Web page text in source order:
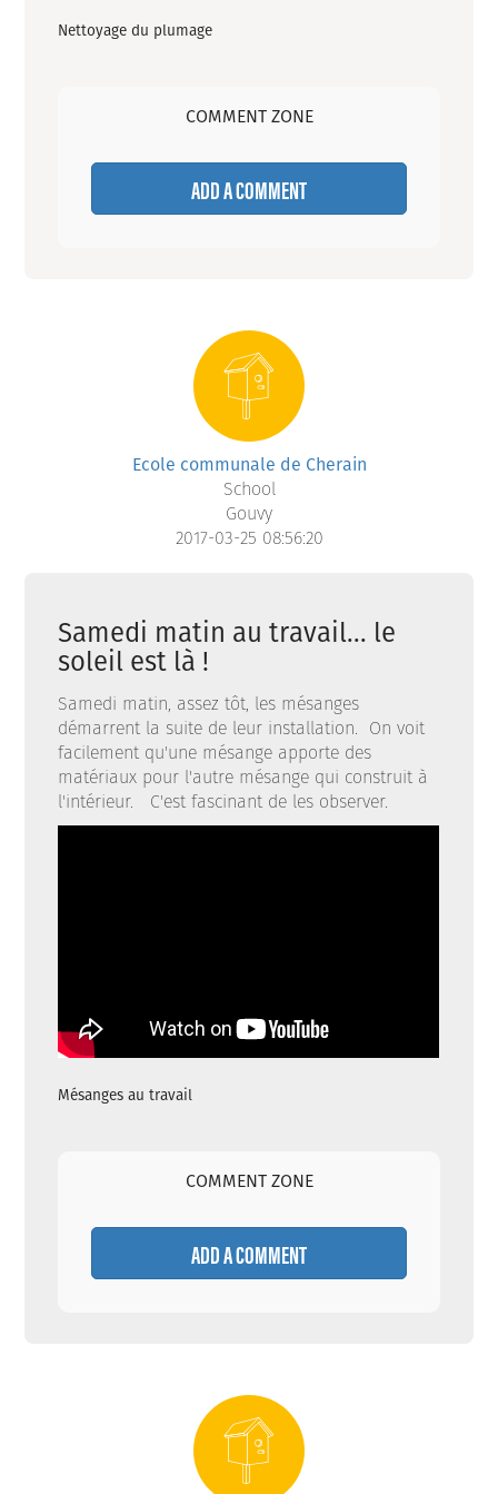
Nettoyage du plumage
COMMENT ZONE
ADD A COMMENT
Ecole communale de Cherain
School
Gouvy
2017-03-25 08:56:20
Samedi matin au travail... le
soleil est là !
Samedi matin, assez tôt, les mésanges
démarrent la suite de leur installation. On voit
facilement qu'une mésange apporte des
matériaux pour l'autre mésange qui construit à
l'intérieur. C'est fascinant de les observer.
Mésanges au travail
COMMENT ZONE
ADD A COMMENT